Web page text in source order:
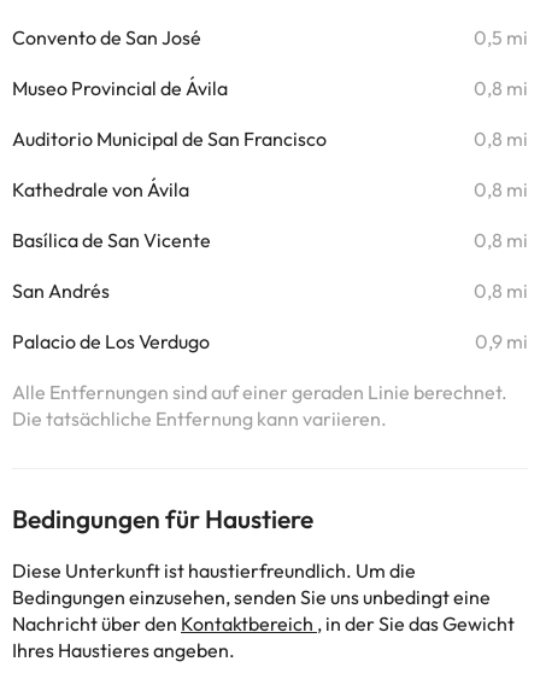
Convento de San José 0,5 mi
Museo Provincial de Ávila 0,8 mi
Auditorio Municipal de San Francisco 0,8 mi
Kathedrale von Ávila 0,8 mi
Basílica de San Vicente 0,8 mi
San Andrés 0,8 mi
Palacio de Los Verdugo 0,9 mi
Alle Entfernungen sind auf einer geraden Linie berechnet.
Die tatsächliche Entfernung kann variieren.
Bedingungen für Haustiere
Diese Unterkunft ist haustierfreundlich. Um die
Bedingungen einzusehen, senden Sie uns unbedingt eine
Nachricht über den Kontaktbereich , in der Sie das Gewicht
Ihres Haustieres angeben.